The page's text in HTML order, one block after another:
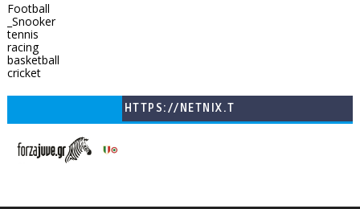
Football
_Snooker
tennis
racing
basketball
cricket
HTTPS://NETNIX.T